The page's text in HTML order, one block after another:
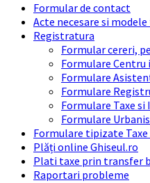
Formular de contact
Acte necesare si
Registratura
Formular cereri,
Formulare
Formulare
Formulare
Formulare Taxe
Formulare
Formulare tipizate
Plăți online Ghiseul.ro
Plati taxe prin transfer
Raportari probleme